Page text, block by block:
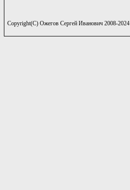
Copyright(C) Ожегов Сергей Иванович 2008-2024